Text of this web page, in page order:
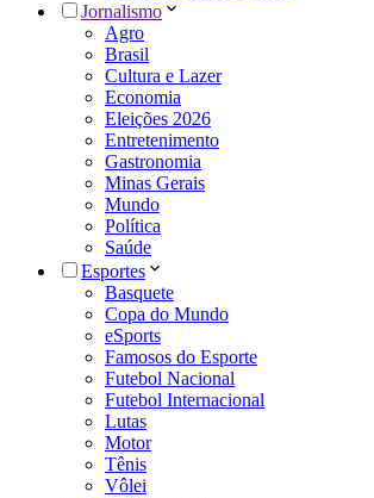
Jornalismo
Agro
Brasil
Cultura e Lazer
Economia
Eleições 2026
Entretenimento
Gastronomia
Minas Gerais
Mundo
Política
Saúde
Esportes
Basquete
Copa do Mundo
eSports
Famosos do Esporte
Futebol Nacional
Futebol Internacional
Lutas
Motor
Tênis
Vôlei